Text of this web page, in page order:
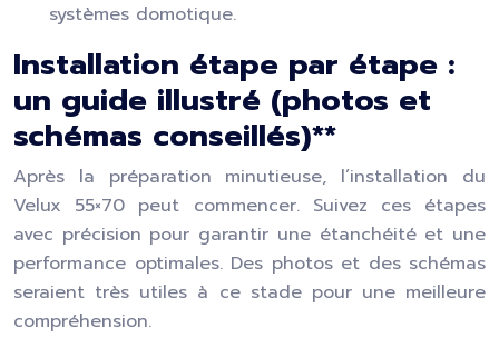
systèmes domotique.
Installation étape par étape :
un guide illustré (photos et
schémas conseillés)**
Après la préparation minutieuse, l’installation du
Velux 55×70 peut commencer. Suivez ces étapes
avec précision pour garantir une étanchéité et une
performance optimales. Des photos et des schémas
seraient très utiles à ce stade pour une meilleure
compréhension.